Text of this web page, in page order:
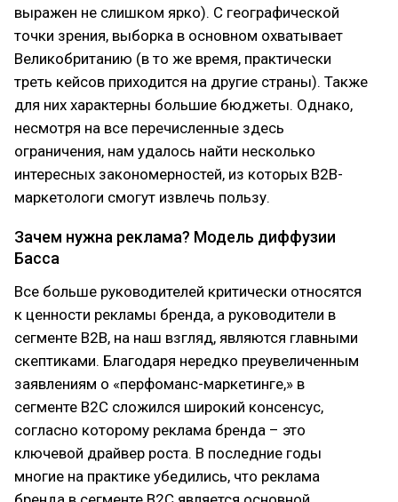
выражен не слишком ярко). С географической
точки зрения, выборка в основном охватывает
Великобританию (в то же время, практически
треть кейсов приходится на другие страны). Также
для них характерны большие бюджеты. Однако,
несмотря на все перечисленные здесь
ограничения, нам удалось найти несколько
интересных закономерностей, из которых В2В-
маркетологи смогут извлечь пользу.
Зачем нужна реклама? Модель диффузии
Басса
Все больше руководителей критически относятся
к ценности рекламы бренда, а руководители в
сегменте В2В, на наш взгляд, являются главными
скептиками. Благодаря нередко преувеличенным
заявлениям о «перфоманс-маркетинге,» в
сегменте В2С сложился широкий консенсус,
согласно которому реклама бренда – это
ключевой драйвер роста. В последние годы
многие на практике убедились, что реклама